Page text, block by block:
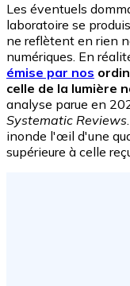
Les éventuels
laboratoire se
ne reflètent en rien
numériques. En
émise par nos
celle de la lumière
analyse parue en
Systematic Reviews
inonde l'œil d'une
supérieure à celle